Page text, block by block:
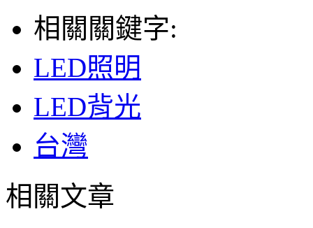
相關關鍵字:
LED照明
LED背光
台灣
相關文章